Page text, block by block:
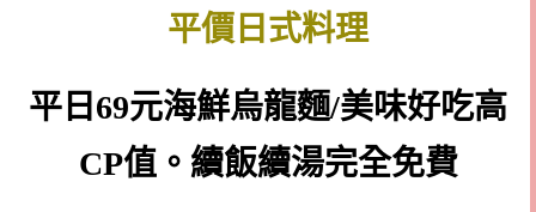
平價日式料理
平日69元海鮮烏龍麵/美味好吃高
CP值。續飯續湯完全免費